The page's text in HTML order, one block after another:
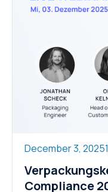
December 3, 2025
Compliance